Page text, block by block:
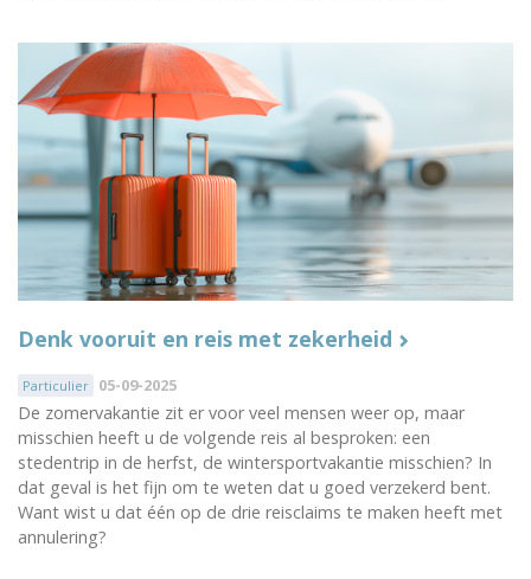
Denk vooruit en reis met zekerheid
Particulier 05-09-2025
De zomervakantie zit er voor veel mensen weer op, maar
misschien heeft u de volgende reis al besproken: een
stedentrip in de herfst, de wintersportvakantie misschien? In
dat geval is het fijn om te weten dat u goed verzekerd bent.
Want wist u dat één op de drie reisclaims te maken heeft met
annulering?